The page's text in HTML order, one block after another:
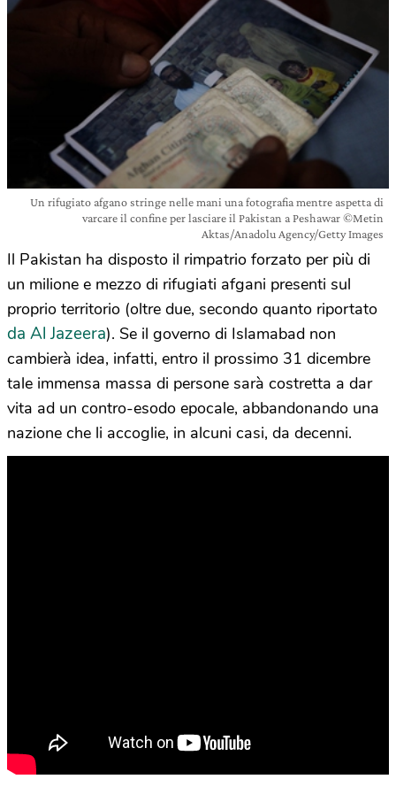
Un rifugiato afgano stringe nelle mani una fotografia mentre aspetta di
varcare il confine per lasciare il Pakistan a Peshawar ©Metin
Aktas/Anadolu Agency/Getty Images
Il Pakistan ha disposto il rimpatrio forzato per più di
un milione e mezzo di rifugiati afgani presenti sul
proprio territorio (oltre due, secondo quanto riportato
da Al Jazeera). Se il governo di Islamabad non
cambierà idea, infatti, entro il prossimo 31 dicembre
tale immensa massa di persone sarà costretta a dar
vita ad un contro-esodo epocale, abbandonando una
nazione che li accoglie, in alcuni casi, da decenni.